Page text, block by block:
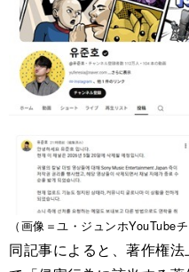
（画像＝ユ・ジュンホYouTubeチ
同記事によると、著作権